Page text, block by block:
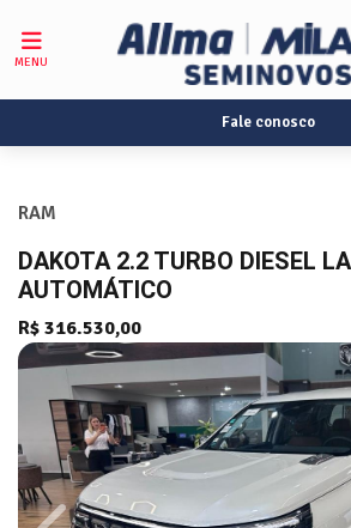
MENU
Fale conosco
RAM
DAKOTA 2.2 TURBO DIESEL
AUTOMÁTICO
R$ 316.530,00